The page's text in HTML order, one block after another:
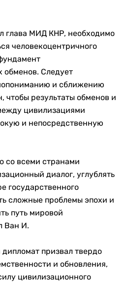
глава МИД КНР, необходимо
человекоцентричного
Следует
и сближению
чтобы результаты обменов и
цивилизациями
и непосредственную
со всеми странами
диалог, углублять
государственного
сложные проблемы эпохи и
путь мировой
Ван И.
призвал твердо
и обновления,
цивилизационного